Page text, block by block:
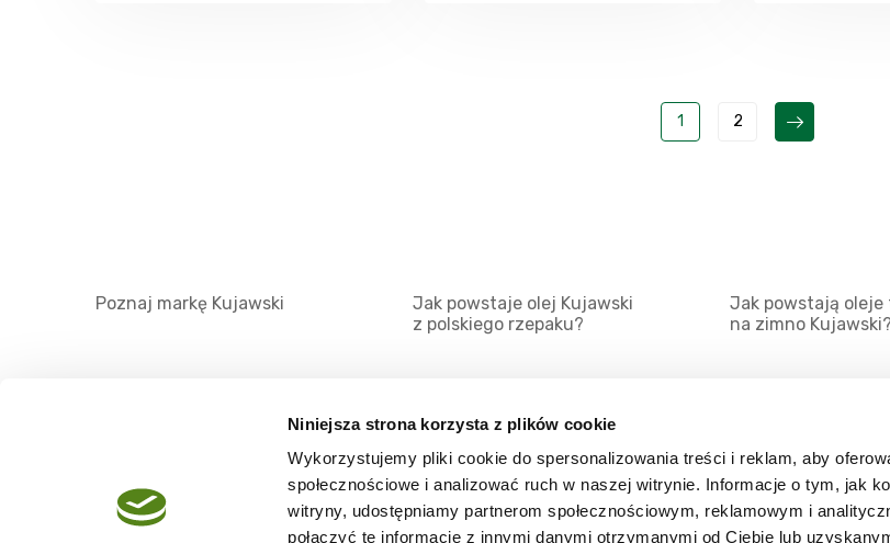
Niniejsza strona korzysta z plików cookie
Wykorzystujemy pliki cookie do spersonalizowania treści i reklam, aby
społecznościowe i analizować ruch w naszej witrynie. Informacje o tym, jak
witryny, udostępniamy partnerom społecznościowym, reklamowym i
połączyć te informacje z innymi danymi otrzymanymi od Ciebie lub
1 2
Poznaj markę Kujawski
Jak powstaje olej Kujawski
z polskiego rzepaku?
Jak powstają oleje
na zimno Kujawski?
Regulamin
Mapa serwisu
Kanały RSS